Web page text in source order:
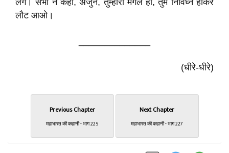
लगे। सभी ने कहा, अर्जुन, तुम्हारा मंगल हो, तुम निर्विघ्न होकर
लौट आओ।
(धीरे-धीरे)
Previous Chapter
महाभारत की कहानी - भाग 225
Next Chapter
महाभारत की कहानी - भाग 227